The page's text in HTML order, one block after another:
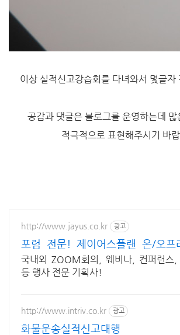
이상 실적신고강습회를 다녀와서 몇글자
공감과 댓글은 블로그를 운영하는데 많
적극적으로 표현해주시기 바
http://www.jayus.co.kr 광고
포럼 전문! 제이어스플랜 온/오프
대행!
국내외 ZOOM회의, 웨비나, 컨퍼런스,
등 행사 전문 기획사!
http://www.intriv.co.kr 광고
화물운송실적신고대행